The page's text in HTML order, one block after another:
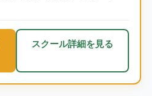
スクール詳細を見る